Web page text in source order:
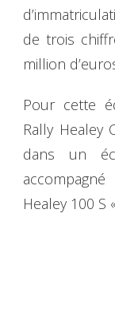
de trois
million
Pour cette
Rally Healey
dans un
Healey 100 S